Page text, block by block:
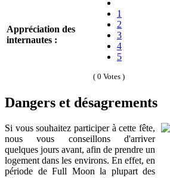
Appréciation des
internautes :
1
2
3
4
5
( 0 Votes )
Dangers et désagrements
Si vous souhaitez participer à cette fête,
nous vous conseillons d'arriver
quelques jours avant, afin de prendre un
logement dans les environs. En effet, en
période de Full Moon la plupart des